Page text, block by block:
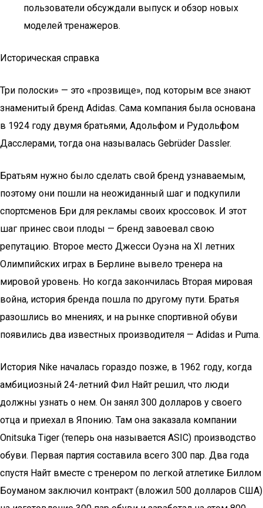
пользователи обсуждали выпуск и обзор новых
моделей тренажеров.
Историческая справка
Три полоски» — это «прозвище», под которым все знают
знаменитый бренд Adidas. Сама компания была основана
в 1924 году двумя братьями, Адольфом и Рудольфом
Дасслерами, тогда она называлась Gebrüder Dassler.
Братьям нужно было сделать свой бренд узнаваемым,
поэтому они пошли на неожиданный шаг и подкупили
спортсменов Бри для рекламы своих кроссовок. И этот
шаг принес свои плоды — бренд завоевал свою
репутацию. Второе место Джесси Оуэна на XI летних
Олимпийских играх в Берлине вывело тренера на
мировой уровень. Но когда закончилась Вторая мировая
война, история бренда пошла по другому пути. Братья
разошлись во мнениях, и на рынке спортивной обуви
появились два известных производителя — Adidas и Puma.
История Nike началась гораздо позже, в 1962 году, когда
амбициозный 24-летний Фил Найт решил, что люди
должны узнать о нем. Он занял 300 долларов у своего
отца и приехал в Японию. Там она заказала компании
Onitsuka Tiger (теперь она называется ASIC) производство
обуви. Первая партия составила всего 300 пар. Два года
спустя Найт вместе с тренером по легкой атлетике Биллом
Боуманом заключил контракт (вложил 500 долларов США)